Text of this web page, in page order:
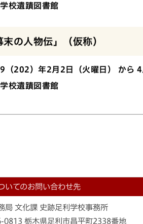
校遺蹟図書館
の人物伝」（仮称）
（202）年2月2日（火曜日） から
校遺蹟図書館
いてのお問い合わせ先
局 文化課 史跡足利学校事務所
0813 栃木県足利市昌平町2338番地